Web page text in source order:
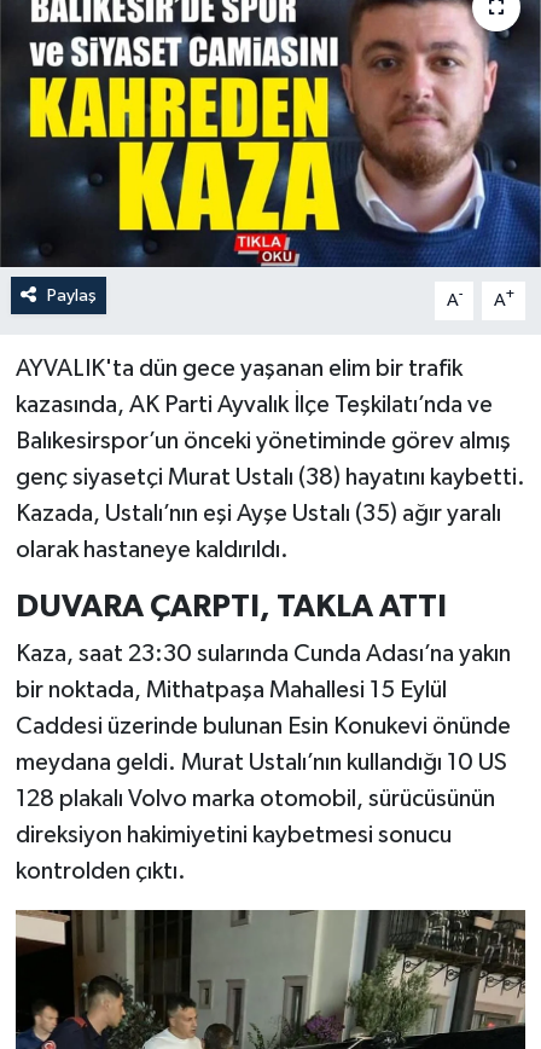
Paylaş A- A+
AYVALIK'ta dün gece yaşanan elim bir trafik
kazasında, AK Parti Ayvalık İlçe Teşkilatı’nda ve
Balıkesirspor’un önceki yönetiminde görev almış
genç siyasetçi Murat Ustalı (38) hayatını kaybetti.
Kazada, Ustalı’nın eşi Ayşe Ustalı (35) ağır yaralı
olarak hastaneye kaldırıldı.
DUVARA ÇARPTI, TAKLA ATTI
Kaza, saat 23:30 sularında Cunda Adası’na yakın
bir noktada, Mithatpaşa Mahallesi 15 Eylül
Caddesi üzerinde bulunan Esin Konukevi önünde
meydana geldi. Murat Ustalı’nın kullandığı 10 US
128 plakalı Volvo marka otomobil, sürücüsünün
direksiyon hakimiyetini kaybetmesi sonucu
kontrolden çıktı.